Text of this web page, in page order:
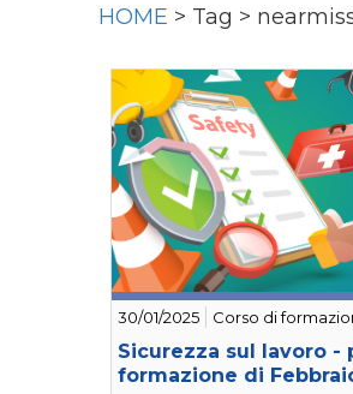
HOME > Tag >
30/01/2025 Corso di
Sicurezza sul lavoro -
formazione di